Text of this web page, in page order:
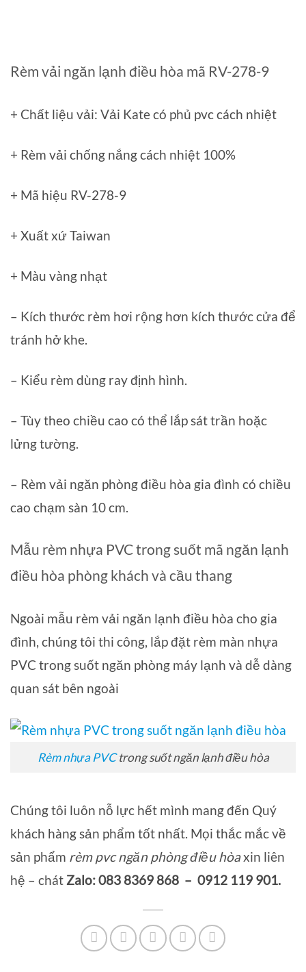
Rèm vải ngăn lạnh điều hòa mã RV-278-9
+ Chất liệu vải: Vải Kate có phủ pvc cách nhiệt
+ Rèm vải chống nắng cách nhiệt 100%
+ Mã hiệu RV-278-9
+ Xuất xứ Taiwan
+ Màu vàng nhạt
– Kích thước rèm hơi rộng hơn kích thước cửa để
tránh hở khe.
– Kiểu rèm dùng ray định hình.
– Tùy theo chiều cao có thể lắp sát trần hoặc
lửng tường.
– Rèm vải ngăn phòng điều hòa gia đình có chiều
cao chạm sàn 10 cm.
Mẫu rèm nhựa PVC trong suốt mã ngăn lạnh
điều hòa phòng khách và cầu thang
Ngoài mẫu rèm vải ngăn lạnh điều hòa cho gia
đình, chúng tôi thi công, lắp đặt rèm màn nhựa
PVC trong suốt ngăn phòng máy lạnh và dễ dàng
quan sát bên ngoài
Rèm nhựa PVCtrong suốt ngăn lạnh điều hòa
Chúng tôi luôn nỗ lực hết mình mang đến Quý
khách hàng sản phẩm tốt nhất. Mọi thắc mắc về
sản phẩm rèm pvc ngăn phòng điều hòaxin liên
hệ – chát Zalo: 083 8369 868 – 0912 119 901.